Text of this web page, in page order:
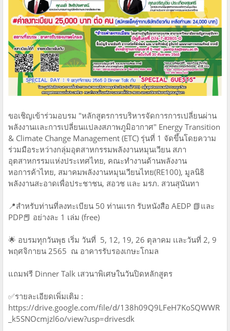
ขอเชิญเข้าร่วมอบรม "หลักสูตรการบริหารจัดการการเปลี่ยนผ่าน
พลังงานเเละการเปลี่ยนแปลงสภาพภูมิอากาศ" Energy Transition
& Climate Change Management (ETC) รุ่นที่ 1 จัดขึ้นโดยความ
ร่วมมือระหว่างกลุ่มอุตสาหกรรมพลังงานหมุนเวียน สภา
อุตสาหกรรมแห่งประเทศไทย, คณะทำงานด้านพลังงาน
หอการค้าไทย, สมาคมพลังงานหมุนเวียนไทย(RE100), มูลนิธิ
พลังงานสะอาดเพื่อประชาชน, สอวช และ มรภ. สวนสุนันทา
📍สำหรับท่านที่ลงทะเบียน 50 ท่านเเรก รับหนังสือ AEDP 📗และ
PDP📕 อย่างละ 1 เล่ม (free)
🌟 อบรมทุกวันพุธ เริ่ม วันที่ 5, 12, 19, 26 ตุลาคม เเละวันที่ 2, 9
พฤศจิกายน 2565 ณ อาคารรับรองเกษะโกมล
แถมฟรี Dinner Talk เสวนาพิเศษในวันปิดหลักสูตร
✅รายละเอียดเพิ่มเติม :
https://drive.google.com/file/d/138h09Q9LFeH7KoSQWWR
_k5SNOcmjzl6o/view?usp=drivesdk